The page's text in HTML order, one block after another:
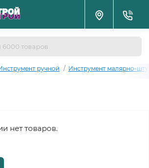
ручной Инструмент малярно-
нет товаров.